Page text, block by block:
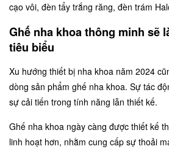
cạo vôi, đèn tẩy trắng răng, đèn trám
Ghế nha khoa thông minh sẽ
tiêu biểu
Xu hướng thiết bị nha khoa năm 2024
dòng sản phẩm ghế nha khoa. Sự tác
sự cải tiến trong tính năng lẫn thiết kế.
Ghế nha khoa ngày càng được thiết kế
linh hoạt hơn, nhằm cung cấp sự thoải